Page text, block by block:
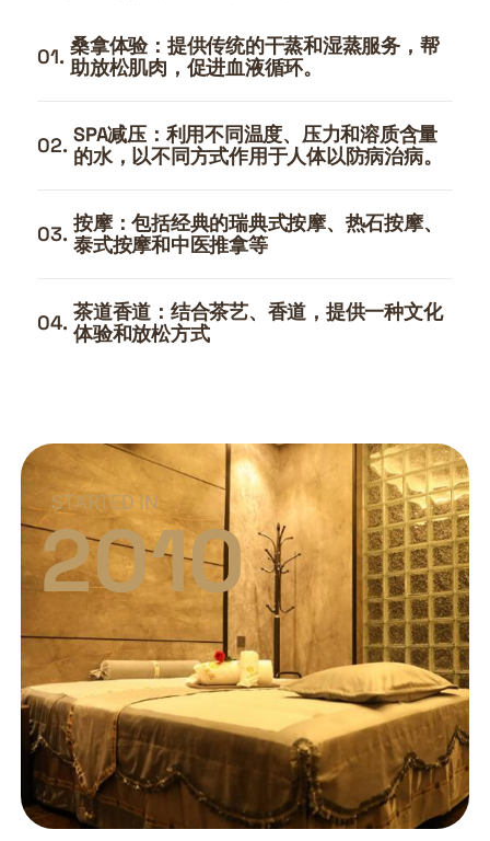
01. 桑拿体验：提供传统的干蒸和湿蒸服务，帮
助放松肌肉，促进血液循环。
02. SPA减压：利用不同温度、压力和溶质含量
的水，以不同方式作用于人体以防病治病。
03. 按摩：包括经典的瑞典式按摩、热石按摩、
泰式按摩和中医推拿等
04. 茶道香道：结合茶艺、香道，提供一种文化
体验和放松方式
STARTED IN
2010